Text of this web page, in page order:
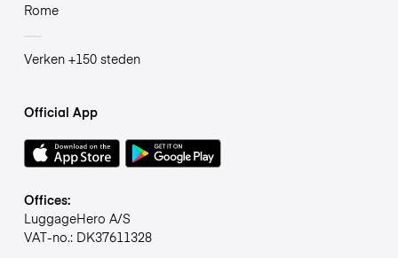
Rome
Verken +150 steden
Official App
Offices:
LuggageHero A/S
VAT-no.: DK37611328